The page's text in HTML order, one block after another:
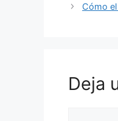
Cómo
Deja